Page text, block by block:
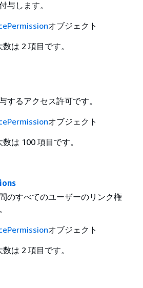
与します。
オブジェクト
は 2 項目です。
するアクセス許可です。
オブジェクト
は 100 項目です。
のすべてのユーザーのリンク権
オブジェクト
は 2 項目です。